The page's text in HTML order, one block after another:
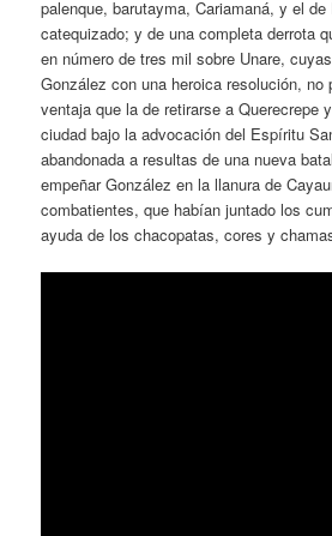
palenque, barutayma, Cariamaná, y el
catequizado; y de una completa derrota
en número de tres mil sobre Unare,
González con una heroica resolución, no
ventaja que la de retirarse a Querecrepe
ciudad bajo la advocación del Espíritu
abandonada a resultas de una nueva
empeñar González en la llanura de
combatientes, que habían juntado los
ayuda de los chacopatas, cores y